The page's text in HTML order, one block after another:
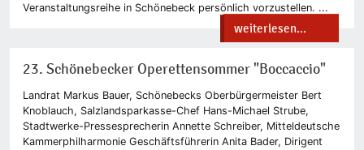
Veranstaltungsreihe in Schönebeck persönlich vorzustellen. ...
weiterlesen...
23. Schönebecker Operettensommer "Boccaccio"
Landrat Markus Bauer, Schönebecks Oberbürgermeister Bert
Knoblauch, Salzlandsparkasse-Chef Hans-Michael Strube,
Stadtwerke-Pressesprecherin Annette Schreiber, Mitteldeutsche
Kammerphilharmonie Geschäftsführerin Anita Bader, Dirigent